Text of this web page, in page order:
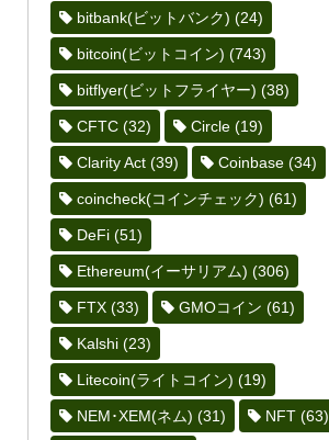
bitbank(ビットバンク) (24)
bitcoin(ビットコイン) (743)
bitflyer(ビットフライヤー) (38)
CFTC (32) Circle (19)
Clarity Act (39) Coinbase (34)
coincheck(コインチェック) (61)
DeFi (51)
Ethereum(イーサリアム) (306)
FTX (33) GMOコイン (61)
Kalshi (23)
Litecoin(ライトコイン) (19)
NEM･XEM(ネム) (31) NFT (63)